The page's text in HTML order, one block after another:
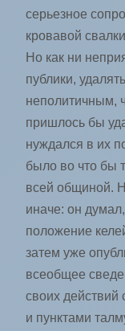
серьезное
кровавой
Но как ни
публики,
неполитичным,
пришлось бы
нуждался в их
было во что бы
всей общиной.
иначе: он
положение
затем уже
всеобщее
своих действий
и пунктами